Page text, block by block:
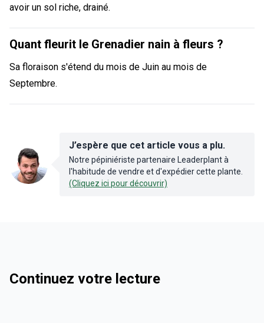
avoir un sol riche, drainé.
Quant fleurit le Grenadier nain à fleurs ?
Sa floraison s'étend du mois de Juin au mois de
Septembre.
J’espère que cet article vous a plu.
Notre pépiniériste partenaire Leaderplant à
l'habitude de vendre et d'expédier cette plante.
(Cliquez ici pour découvrir)
Continuez votre lecture